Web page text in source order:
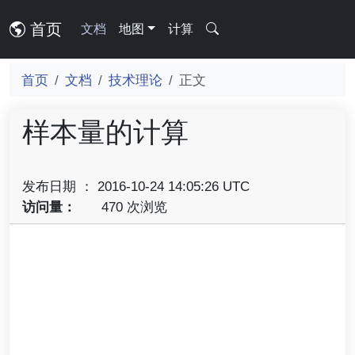
首页 文档 地图 计算
首页 文档 技术理论 正文
样本量的计算
发布日期 ： 2016-10-24 14:05:26 UTC
访问量：
470 次浏览